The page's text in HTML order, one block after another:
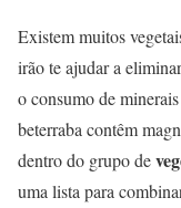
Existem muitos
irão te ajudar a
o consumo de
beterraba contêm
dentro do grupo de
uma lista para